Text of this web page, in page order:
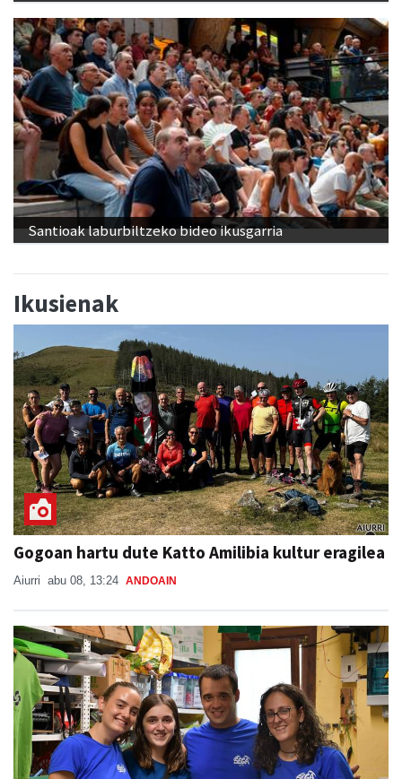
Santioak laburbiltzeko bideo ikusgarria
Ikusienak
Gogoan hartu dute Katto Amilibia kultur eragilea
Aiurri abu 08, 13:24 ANDOAIN